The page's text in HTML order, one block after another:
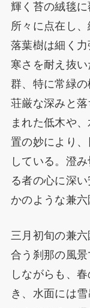
輝く苔の絨毯
所々に点在し
落葉樹は細く
寒さを耐え抜
群、特に常緑
荘厳な深みと
まれた低木や
置の妙により
している。澄
る者の心に深
かのような兼六
三月初旬の兼
合う刹那の風
しながらも、
き、水面には